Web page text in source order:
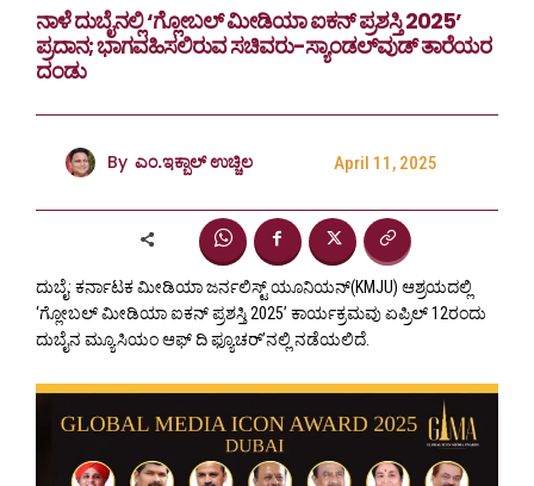
ನಾಳೆ ದುಬೈನಲ್ಲಿ ‘ಗ್ಲೋಬಲ್ ಮೀಡಿಯಾ ಐಕನ್ ಪ್ರಶಸ್ತಿ 2025’
ಪ್ರದಾನ; ಭಾಗವಹಿಸಲಿರುವ ಸಚಿವರು-ಸ್ಯಾಂಡಲ್‌ವುಡ್ ತಾರೆಯರ
ದಂಡು
By ಎಂ.ಇಕ್ಬಾಲ್ ಉಚ್ಚಿಲ April 11, 2025
ದುಬೈ: ಕರ್ನಾಟಕ ಮೀಡಿಯಾ ಜರ್ನಲಿಸ್ಟ್‌ ಯೂನಿಯನ್‌(KMJU) ಆಶ್ರಯದಲ್ಲಿ
‘ಗ್ಲೋಬಲ್ ಮೀಡಿಯಾ ಐಕನ್ ಪ್ರಶಸ್ತಿ 2025’ ಕಾರ್ಯಕ್ರಮವು ಏಪ್ರಿಲ್ 12ರಂದು
ದುಬೈನ ಮ್ಯೂಸಿಯಂ ಆಫ್‌ ದಿ ಫ್ಯೂಚರ್‌’ನಲ್ಲಿ ನಡೆಯಲಿದೆ.